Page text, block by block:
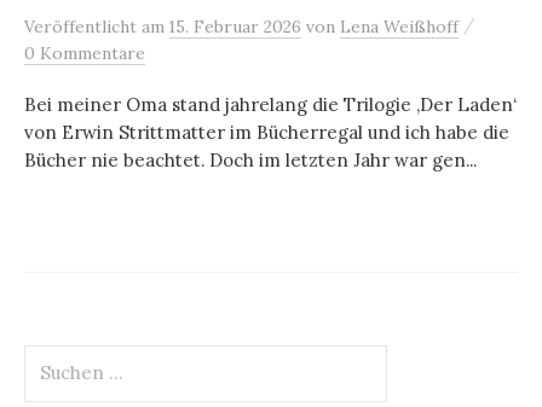
Veröffentlicht am 15. Februar 2026 von Lena Weißhoff /
0 Kommentare
Bei meiner Oma stand jahrelang die Trilogie ‚Der Laden‘
von Erwin Strittmatter im Bücherregal und ich habe die
Bücher nie beachtet. Doch im letzten Jahr war gen...
nach: